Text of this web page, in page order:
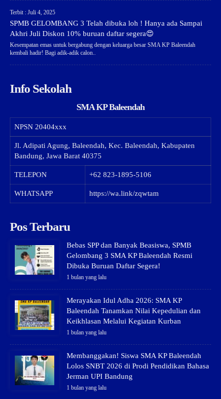
Terbit : Juli 4, 2025
SPMB GELOMBANG 3 Telah dibuka loh ! Hanya ada Sampai
Akhri Juli Diskon 10% buruan daftar segera😍
Kesempatan emas untuk bergabung dengan keluarga besar SMA KP Baleendah
kembali hadir! Bagi adik-adik calon..
Info Sekolah
SMA KP Baleendah
NPSN 20404xxx
Jl. Adipati Agung, Baleendah, Kec. Baleendah, Kabupaten
Bandung, Jawa Barat 40375
TELEPON +62 823-1895-5106
WHATSAPP https://wa.link/zqwtam
Pos Terbaru
Bebas SPP dan Banyak Beasiswa, SPMB
Gelombang 3 SMA KP Baleendah Resmi
Dibuka Buruan Daftar Segera!
1 bulan yang lalu
Merayakan Idul Adha 2026: SMA KP
Baleendah Tanamkan Nilai Kepedulian dan
Keikhlasan Melalui Kegiatan Kurban
1 bulan yang lalu
Membanggakan! Siswa SMA KP Baleendah
Lolos SNBT 2026 di Prodi Pendidikan Bahasa
Jerman UPI Bandung
1 bulan yang lalu